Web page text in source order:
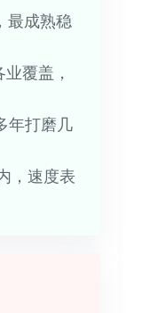
最成熟稳
覆盖，
年打磨几
，速度表